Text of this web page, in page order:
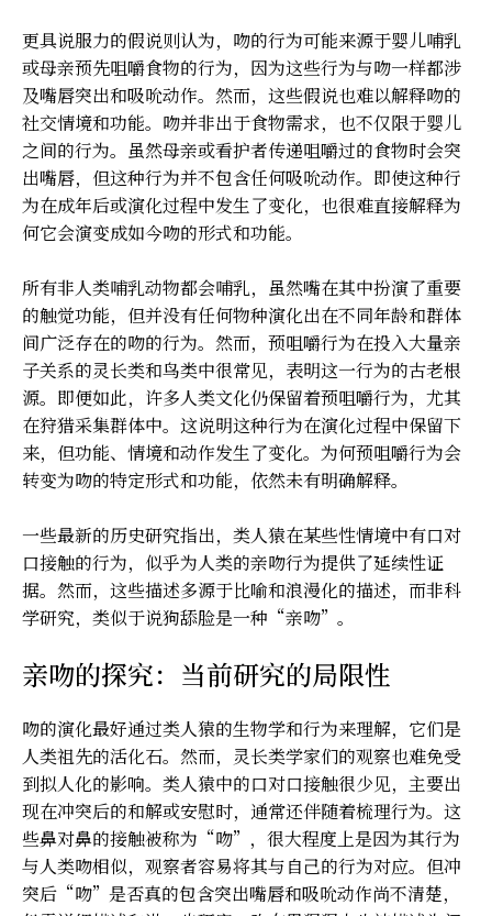
更具说服力的假说则认为，吻的行为可能来源于婴儿哺乳
或母亲预先咀嚼食物的行为，因为这些行为与吻一样都涉
及嘴唇突出和吸吮动作。然而，这些假说也难以解释吻的
社交情境和功能。吻并非出于食物需求，也不仅限于婴儿
之间的行为。虽然母亲或看护者传递咀嚼过的食物时会突
出嘴唇，但这种行为并不包含任何吸吮动作。即使这种行
为在成年后或演化过程中发生了变化，也很难直接解释为
何它会演变成如今吻的形式和功能。
所有非人类哺乳动物都会哺乳，虽然嘴在其中扮演了重要
的触觉功能，但并没有任何物种演化出在不同年龄和群体
间广泛存在的吻的行为。然而，预咀嚼行为在投入大量亲
子关系的灵长类和鸟类中很常见，表明这一行为的古老根
源。即便如此，许多人类文化仍保留着预咀嚼行为，尤其
在狩猎采集群体中。这说明这种行为在演化过程中保留下
来，但功能、情境和动作发生了变化。为何预咀嚼行为会
转变为吻的特定形式和功能，依然未有明确解释。
一些最新的历史研究指出，类人猿在某些性情境中有口对
口接触的行为，似乎为人类的亲吻行为提供了延续性证
据。然而，这些描述多源于比喻和浪漫化的描述，而非科
学研究，类似于说狗舔脸是一种“亲吻”。
亲吻的探究：当前研究的局限性
吻的演化最好通过类人猿的生物学和行为来理解，它们是
人类祖先的活化石。然而，灵长类学家们的观察也难免受
到拟人化的影响。类人猿中的口对口接触很少见，主要出
现在冲突后的和解或安慰时，通常还伴随着梳理行为。这
些鼻对鼻的接触被称为“吻”，很大程度上是因为其行为
与人类吻相似，观察者容易将其与自己的行为对应。但冲
突后“吻”是否真的包含突出嘴唇和吸吮动作尚不清楚，